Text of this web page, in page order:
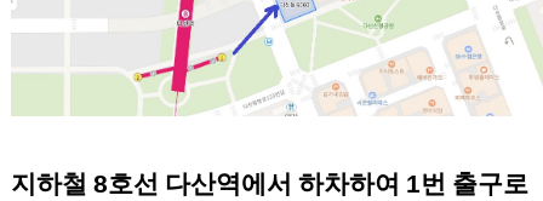
지하철 8호선 다산역에서 하차하여 1번 출구로